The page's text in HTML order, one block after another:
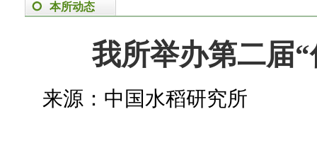
本所动态
我所举办第二届
来源：中国水稻研究所